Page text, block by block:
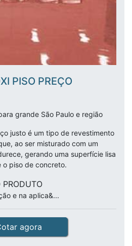
PISO PREÇO
grande São Paulo e região
justo é um tipo de revestimento
ao ser misturado com um
gerando uma superfície lisa
o piso de concreto.
PRODUTO
e na aplica&...
agora